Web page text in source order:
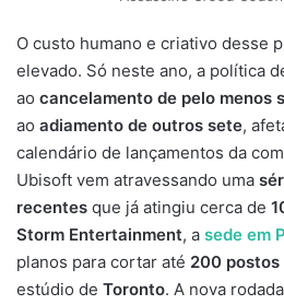
O custo humano e criativo desse
elevado. Só neste ano, a política
ao cancelamento de pelo menos
ao adiamento de outros sete,
calendário de lançamentos da
Ubisoft vem atravessando uma
recentes que já atingiu cerca de
Storm Entertainment, a sede em
planos para cortar até 200
estúdio de Toronto. A nova